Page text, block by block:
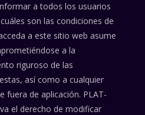
a todos los usuarios
son las condiciones de
a este sitio web asume
a la
riguroso de las
así como a cualquier
fuera de aplicación. PLAT-
el derecho de modificar